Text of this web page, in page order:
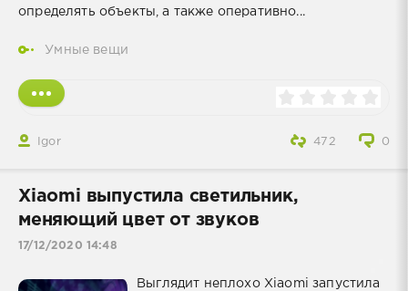
определять объекты, а также оперативно...
Умные вещи
Igor 0
472
Xiaomi выпустила светильник,
меняющий цвет от звуков
17/12/2020 14:48
Выглядит неплохо Xiaomi запустила